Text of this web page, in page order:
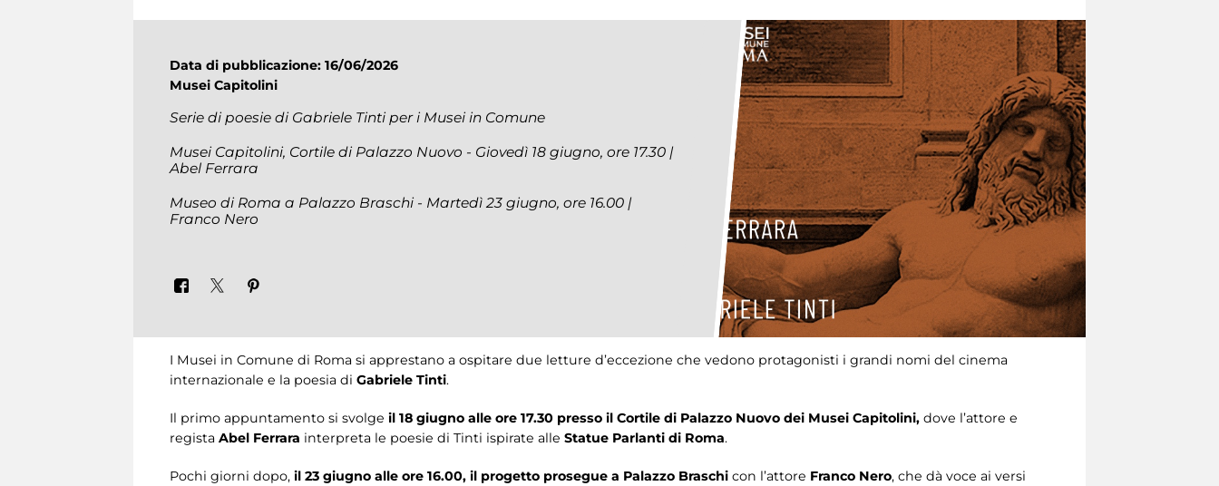
Data di pubblicazione: 16/06/2026
Musei Capitolini
Serie di poesie di Gabriele Tinti per i Musei in Comune
Musei Capitolini, Cortile di Palazzo Nuovo - Giovedì 18 giugno, ore 17.30 |
Abel Ferrara
Museo di Roma a Palazzo Braschi - Martedì 23 giugno, ore 16.00 |
Franco Nero
I Musei in Comune di Roma si apprestano a ospitare due letture d’eccezione che vedono protagonisti i grandi nomi del cinema
internazionale e la poesia di Gabriele Tinti.
Il primo appuntamento si svolge il 18 giugno alle ore 17.30 presso il Cortile di Palazzo Nuovo dei Musei Capitolini, dove l’attore e
regista Abel Ferrara interpreta le poesie di Tinti ispirate alle Statue Parlanti di Roma.
Pochi giorni dopo, il 23 giugno alle ore 16.00, il progetto prosegue a Palazzo Braschi con l’attore Franco Nero, che dà voce ai versi